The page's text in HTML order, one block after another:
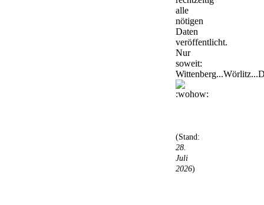
alle
nötigen
Daten
veröffentlicht.
Nur
soweit:
(Stand:
28.
Juli
2026)